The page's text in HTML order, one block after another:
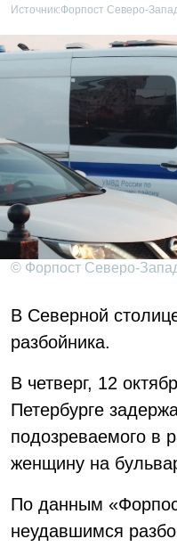
Источник:Форпост Северо-
© Форпост Северо-
В Северной
разбойника.
В четверг, 12
Петербурге
подозреваемого в
женщину на
По данным
неудавшимся